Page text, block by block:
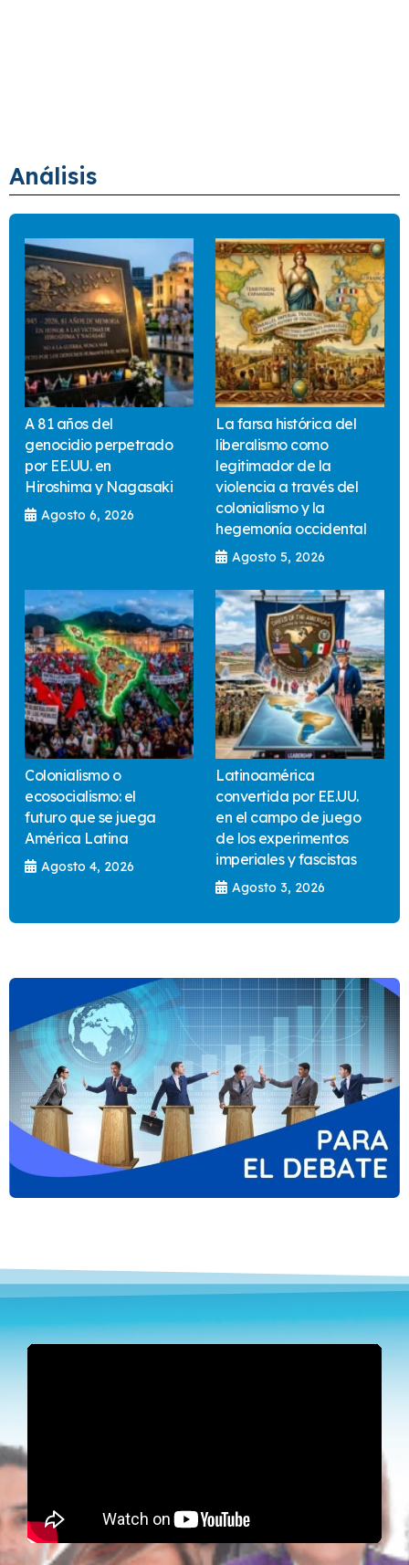
Análisis
A 81 años del
genocidio perpetrado
por EE.UU. en
Hiroshima y Nagasaki
Agosto 6, 2026
La farsa histórica del
liberalismo como
legitimador de la
violencia a través del
colonialismo y la
hegemonía occidental
Agosto 5, 2026
Colonialismo o
ecosocialismo: el
futuro que se juega
América Latina
Agosto 4, 2026
Latinoamérica
convertida por EE.UU.
en el campo de juego
de los experimentos
imperiales y fascistas
Agosto 3, 2026